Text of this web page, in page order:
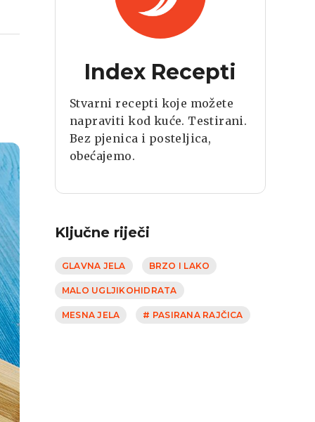
Index Recepti
Stvarni recepti koje možete
napraviti kod kuće. Testirani.
Bez pjenica i posteljica,
obećajemo.
Ključne riječi
GLAVNA JELA BRZO I LAKO
MALO UGLJIKOHIDRATA
MESNA JELA # PASIRANA RAJČICA